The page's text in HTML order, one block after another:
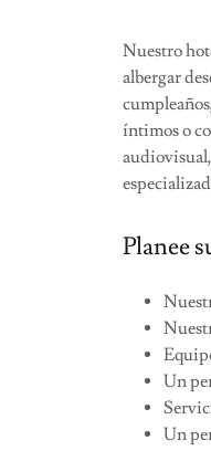
Nuestro
albergar
íntimos o
Planee
Un
Un